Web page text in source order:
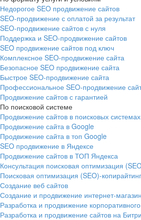
Недорогое SEO продвижение сайтов
SEO-продвижение с оплатой за результат
SEO-продвижение сайтов с нуля
Поддержка и SEO-продвижение сайтов
SEO продвижение сайтов под ключ
Комплексное SEO-продвижение сайта
Безопасное SEO продвижение сайта
Быстрое SEO-продвижение сайта
Профессиональное SEO-продвижение
Продвижение сайтов с гарантией
По поисковой системе
Продвижение сайтов в поисковых системах
Продвижение сайта в Google
Продвижение сайта в топ Google
SEO продвижение в Яндексе
Продвижение сайтов в ТОП Яндекса
Консультация поисковая оптимизация
Поисковая оптимизация (SEO)-копирайтинг
Создание веб сайтов
Создание и продвижение интернет-
Разработка и продвижение
Разработка и продвижение сайтов на